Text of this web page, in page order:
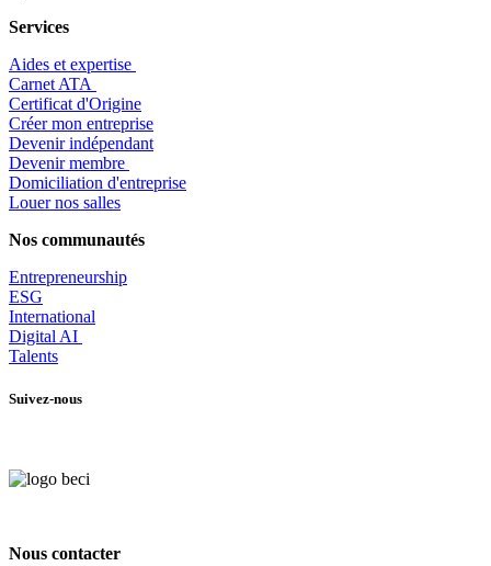
Services
Aides et expertise
​Carnet ATA
Certificat d'Origine
Créer mon entreprise
Devenir indépendant
Devenir membre
​Domiciliation d'entreprise
Louer nos salles
Nos communautés
Entrepreneurship
ESG
International
Digital AI
Talents
Suivez-nous
Nous contacter